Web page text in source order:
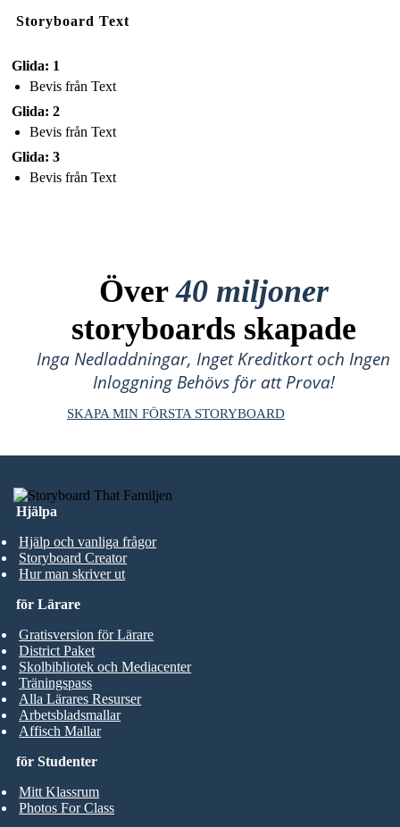
Storyboard Text
Glida: 1
Bevis från Text
Glida: 2
Bevis från Text
Glida: 3
Bevis från Text
Över40 miljoner
storyboards skapade
Inga Nedladdningar, Inget Kreditkort och Ingen
Inloggning Behövs för att Prova!
SKAPA MIN FÖRSTA STORYBOARD
Hjälpa
Hjälp och vanliga frågor
Storyboard Creator
Hur man skriver ut
för Studenter
Mitt Klassrum
Photos For Class
för Lärare
Gratisversion för Lärare
District Paket
Skolbibliotek och Mediacenter
Träningspass
Alla Lärares Resurser
Arbetsbladsmallar
Affisch Mallar